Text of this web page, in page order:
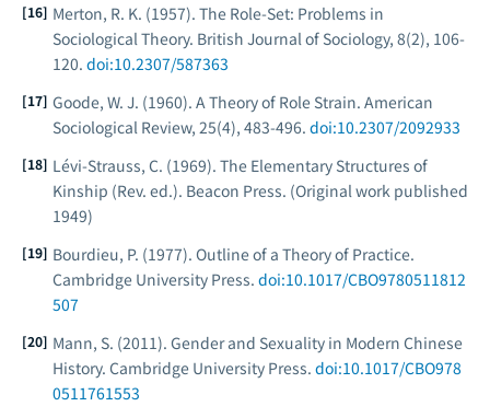
Merton, R. K. (1957). The Role-Set: Problems in
Sociological Theory. British Journal of Sociology, 8(2), 106-
120. doi:10.2307/587363
Goode, W. J. (1960). A Theory of Role Strain. American
Sociological Review, 25(4), 483-496. doi:10.2307/2092933
Lévi-Strauss, C. (1969). The Elementary Structures of
Kinship (Rev. ed.). Beacon Press. (Original work published
1949)
Bourdieu, P. (1977). Outline of a Theory of Practice.
Cambridge University Press. doi:10.1017/CBO9780511812
507
Mann, S. (2011). Gender and Sexuality in Modern Chinese
History. Cambridge University Press. doi:10.1017/CBO978
0511761553